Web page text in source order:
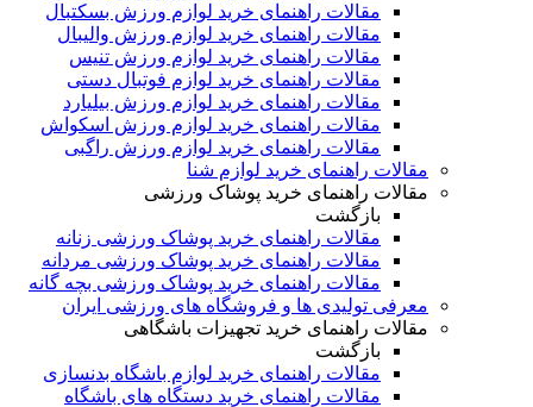
مقالات راهنمای خرید لوازم ورزش بسکتبال
مقالات راهنمای خرید لوازم ورزش والیبال
مقالات راهنمای خرید لوازم ورزش تنیس
مقالات راهنمای خرید لوازم فوتبال دستی
مقالات راهنمای خرید لوازم ورزش بیلیارد
مقالات راهنمای خرید لوازم ورزش اسکواش
مقالات راهنمای خرید لوازم ورزش راگبی
مقالات راهنمای خرید لوازم شنا
مقالات راهنمای خرید پوشاک ورزشی
بازگشت
مقالات راهنمای خرید پوشاک ورزشی زنانه
مقالات راهنمای خرید پوشاک ورزشی مردانه
مقالات راهنمای خرید پوشاک ورزشی بچه گانه
معرفی تولیدی ها و فروشگاه های ورزشی ایران
مقالات راهنمای خرید تجهیزات باشگاهی
بازگشت
مقالات راهنمای خرید لوازم باشگاه بدنسازی
مقالات راهنمای خرید دستگاه های باشگاه